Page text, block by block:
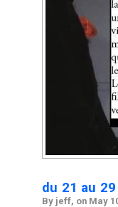
du 21 au
By jeff, on May